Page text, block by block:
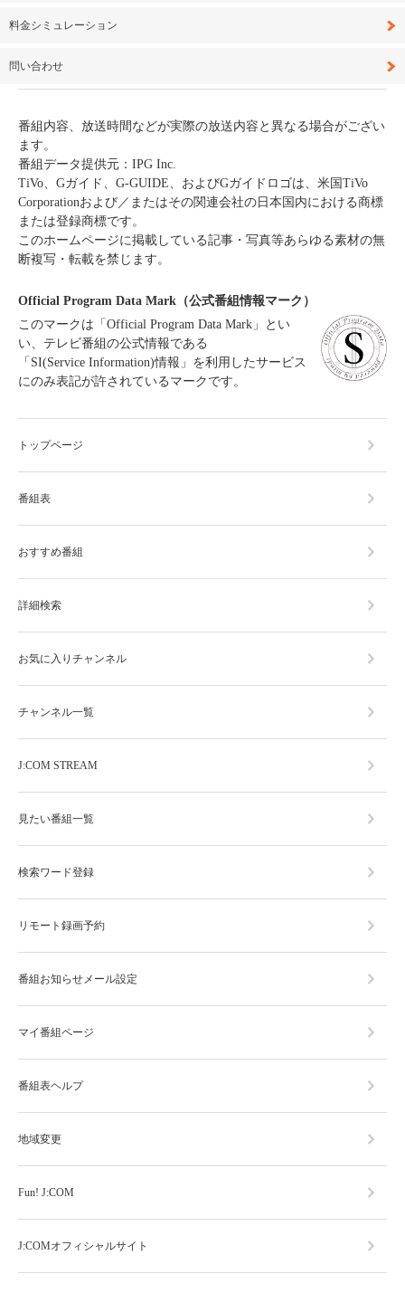
料金シミュレーション
問い合わせ
番組内容、放送時間などが実際の放送内容と異なる場合がござい
ます。
番組データ提供元：IPG Inc.
TiVo、Gガイド、G-GUIDE、およびGガイドロゴは、米国TiVo
Corporationおよび／またはその関連会社の日本国内における商標
または登録商標です。
このホームページに掲載している記事・写真等あらゆる素材の無
断複写・転載を禁じます。
Official Program Data Mark（公式番組情報マーク）
このマークは「Official Program Data Mark」とい
い、テレビ番組の公式情報である
「SI(Service Information)情報」を利用したサービス
にのみ表記が許されているマークです。
トップページ
番組表
おすすめ番組
詳細検索
お気に入りチャンネル
チャンネル一覧
J:COM STREAM
見たい番組一覧
検索ワード登録
リモート録画予約
番組お知らせメール設定
マイ番組ページ
番組表ヘルプ
地域変更
Fun! J:COM
J:COMオフィシャルサイト